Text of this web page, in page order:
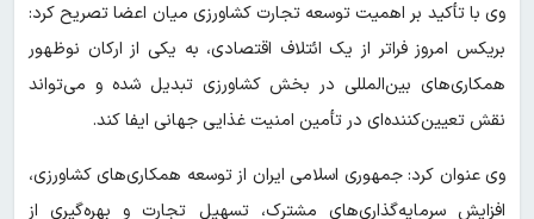
وی با تأکید بر اهمیت توسعه تجارت کشاورزی میان اعضا تصریح کرد:
بریکس امروز فراتر از یک ائتلاف اقتصادی، به یکی از ارکان نوظهور
همکاری‌های بین‌المللی در بخش کشاورزی تبدیل شده و می‌تواند
نقش تعیین‌کننده‌ای در تأمین امنیت غذایی جهانی ایفا کند.
وی عنوان کرد: جمهوری اسلامی ایران از توسعه همکاری‌های کشاورزی،
افزایش سرمایه‌گذاری‌های مشترک، تسهیل تجارت و بهره‌گیری از